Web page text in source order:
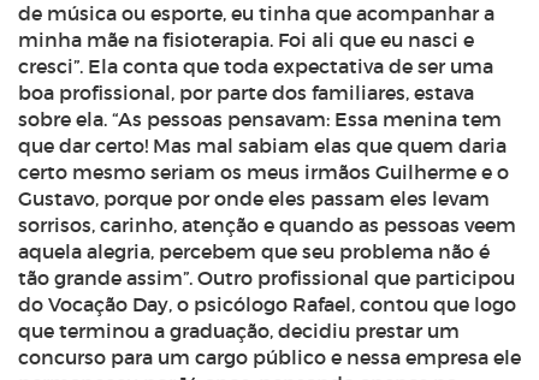
de música ou esporte, eu tinha que acompanhar a
minha mãe na fisioterapia. Foi ali que eu nasci e
cresci”. Ela conta que toda expectativa de ser uma
boa profissional, por parte dos familiares, estava
sobre ela. “As pessoas pensavam: Essa menina tem
que dar certo! Mas mal sabiam elas que quem daria
certo mesmo seriam os meus irmãos Guilherme e o
Gustavo, porque por onde eles passam eles levam
sorrisos, carinho, atenção e quando as pessoas veem
aquela alegria, percebem que seu problema não é
tão grande assim”. Outro profissional que participou
do Vocação Day, o psicólogo Rafael, contou que logo
que terminou a graduação, decidiu prestar um
concurso para um cargo público e nessa empresa ele